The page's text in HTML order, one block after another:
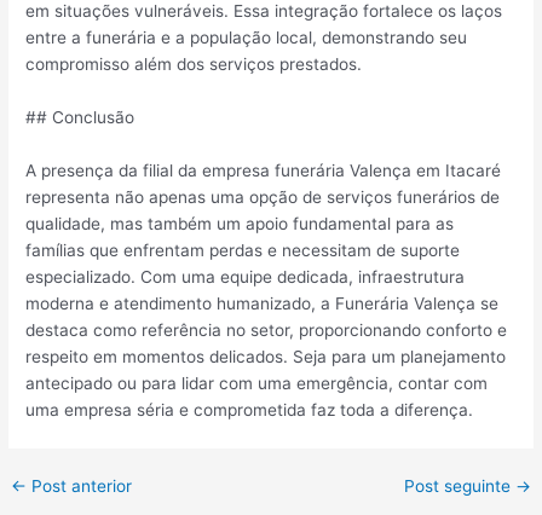
em situações vulneráveis. Essa integração fortalece os laços
entre a funerária e a população local, demonstrando seu
compromisso além dos serviços prestados.
## Conclusão
A presença da filial da empresa funerária Valença em Itacaré
representa não apenas uma opção de serviços funerários de
qualidade, mas também um apoio fundamental para as
famílias que enfrentam perdas e necessitam de suporte
especializado. Com uma equipe dedicada, infraestrutura
moderna e atendimento humanizado, a Funerária Valença se
destaca como referência no setor, proporcionando conforto e
respeito em momentos delicados. Seja para um planejamento
antecipado ou para lidar com uma emergência, contar com
uma empresa séria e comprometida faz toda a diferença.
← Post anterior Post seguinte →